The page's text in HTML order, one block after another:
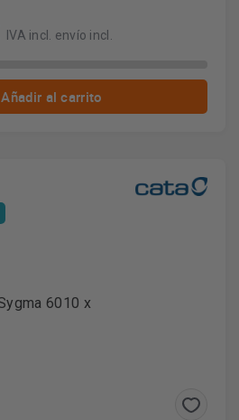
IVA incl. envío incl.
Añadir al carrito